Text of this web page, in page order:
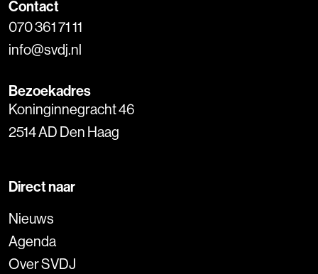
Contact
070 361 71 11
info@svdj.nl
Bezoekadres
Koninginnegracht 46
2514 AD Den Haag
Direct naar
Nieuws
Agenda
Over SVDJ